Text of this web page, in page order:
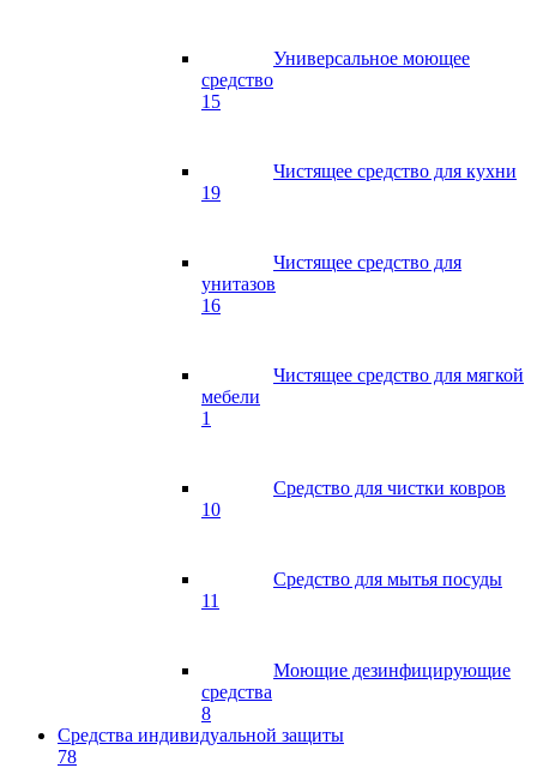
Универсальное моющее
средство
15
Чистящее средство для кухни
19
Чистящее средство для
унитазов
16
Чистящее средство для мягкой
мебели
1
Средство для чистки ковров
10
Средство для мытья посуды
11
Моющие дезинфицирующие
средства
8
Средства индивидуальной защиты
78